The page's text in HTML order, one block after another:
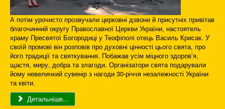
А потім урочисто прозвучали церковні дзвони й присутніх привітав
благочинний округу Православної Церкви України, настоятель
храму Пресвятої Богородиці у Теофіполі отець Василь Крисак. У
своїй промові він розповів про духовні цінності цього свята, про
його традиції та святкування. Побажав усім міцного здоров’я,
щастя, миру, добра та злагоди. Організатори свята подарували
йому невеличкий сувенір з нагоди 30-річчя незалежності України
та квіти.
Детальніше...